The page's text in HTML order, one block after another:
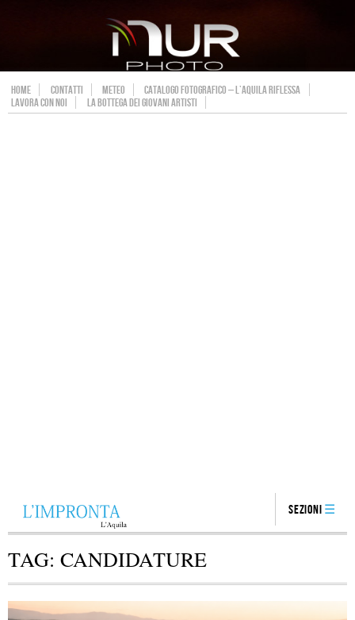
HOME CONTATTI METEO
CATALOGO FOTOGRAFICO – L’AQUILA RIFLESSA
LAVORA CON NOI
LA BOTTEGA DEI GIOVANI ARTISTI
Sezioni
TAG: CANDIDATURE